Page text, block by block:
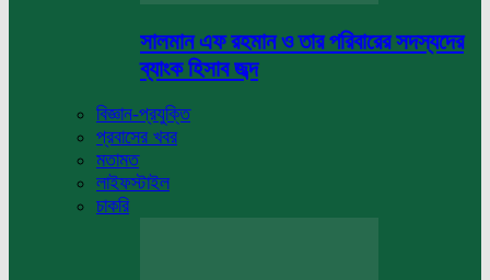
সালমান এফ রহমান ও তার পরিবারের সদস্যদের
ব্যাংক হিসাব জব্দ
বিজ্ঞান-প্রযুক্তি
প্রবাসের খবর
মতামত
লাইফস্টাইল
চাকরি